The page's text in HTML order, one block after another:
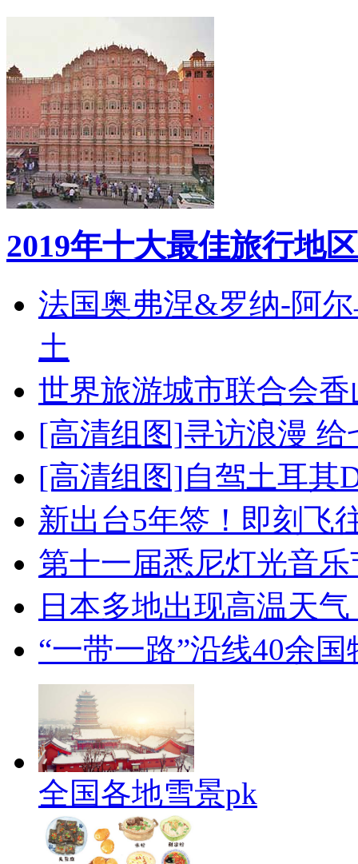
2019年十大最佳旅行地区
法国奥弗涅&罗纳-阿
土
世界旅游城市联合会
[高清组图]寻访浪漫
[高清组图]自驾土耳其
新出台5年签！即刻飞
第十一届悉尼灯光音
日本多地出现高温天
“一带一路”沿线40余
全国各地雪景pk